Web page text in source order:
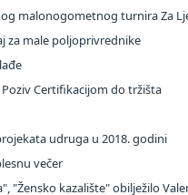
malonogometnog turnira Za
za male poljoprivrednike
Certifikacijom do tržišta
udruga u 2018. godini
večer
"Žensko kazalište" obilježilo